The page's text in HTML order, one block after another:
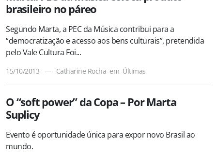
brasileiro no páreo
Segundo Marta, a PEC da Música contribui para a
“democratização e acesso aos bens culturais”, pretendida
pelo Vale Cultura Foi...
15/10/2013 — Catharine Rocha em Últimas
O “soft power” da Copa – Por Marta
Suplicy
Evento é oportunidade única para expor novo Brasil ao
mundo.